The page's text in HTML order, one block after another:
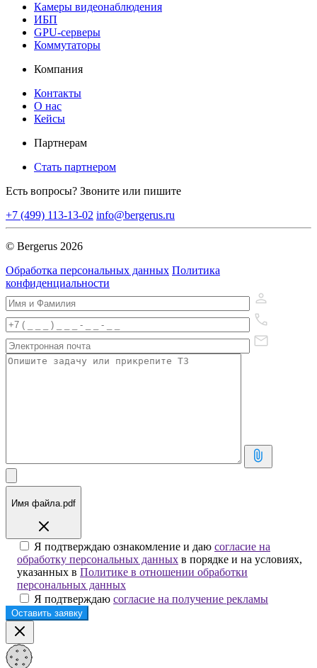
Камеры видеонаблюдения
ИБП
GPU-серверы
Коммутаторы
Компания
Контакты
О нас
Кейсы
Партнерам
Стать партнером
Есть вопросы? Звоните или пишите
+7 (499) 113-13-02 info@bergerus.ru
© Bergerus 2026
Обработка персональных данных Политика
конфиденциальности
Имя файла.pdf
Я подтверждаю ознакомление и даю согласие на
обработку персональных данных в порядке и на условиях,
указанных в Политике в отношении обработки
персональных данных
Я подтверждаю согласие на получение рекламы